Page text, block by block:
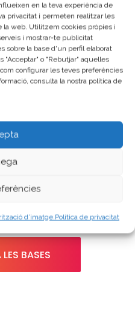
en la teva experiència de
privacitat i permeten realitzar les
la web. Utilitzem cookies pròpies i
i mostrar-te publicitat
sobre la base d'un perfil elaborat
"Acceptar" o "Rebutjar" aquelles
configurar les teves preferències
consulta la nostra política de
d’imatge.Política de privacitat
del
2026
BASES